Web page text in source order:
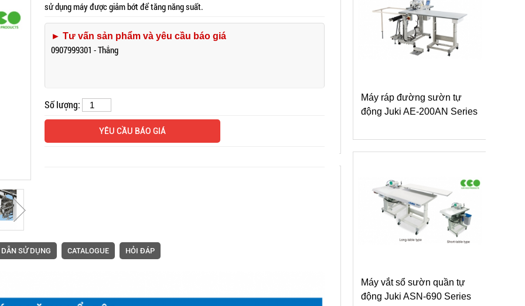
sử dụng máy được giảm bớt để tăng năng suất.
► Tư vấn sản phẩm và yêu cầu báo giá
0907999301 - Thắng
Số lượng:
YÊU CẦU BÁO GIÁ
SỬ DỤNG CATALOGUE HỎI ĐÁP
Máy may dây viền tà áo polo
Máy ráp đường sườn tự
động Juki AE-200AN Series
Máy vắt sổ sườn quần tự
động Juki ASN-690 Series